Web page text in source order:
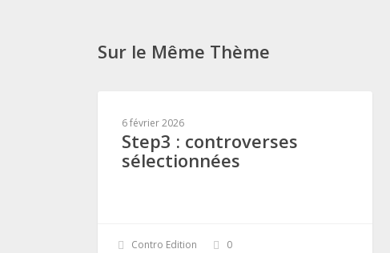
Sur le Même Thème
6 février 2026
Step3 : controverses
sélectionnées
Contro Edition 0